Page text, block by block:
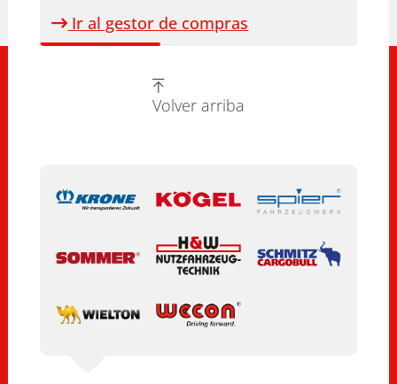
Ir al gestor de compras
Volver arriba